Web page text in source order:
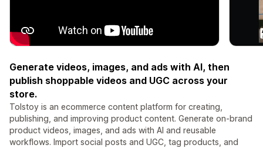
Generate videos, images, and ads with AI, then
publish shoppable videos and UGC across your
store.
Tolstoy is an ecommerce content platform for creating,
publishing, and improving product content. Generate on-brand
product videos, images, and ads with AI and reusable
workflows. Import social posts and UGC, tag products, and